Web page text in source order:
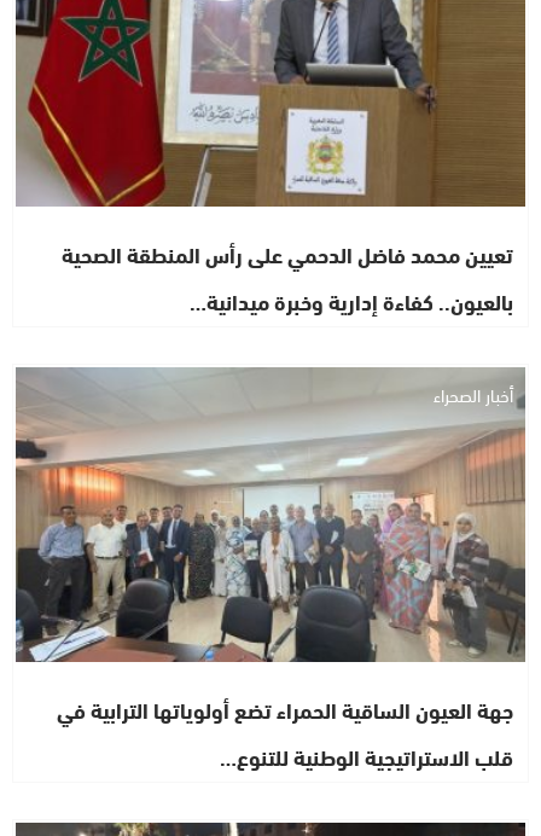
تعيين محمد فاضل الدحمي على رأس المنطقة الصحية
بالعيون.. كفاءة إدارية وخبرة ميدانية…
أخبار الصحراء
جهة العيون الساقية الحمراء تضع أولوياتها الترابية في
قلب الاستراتيجية الوطنية للتنوع…